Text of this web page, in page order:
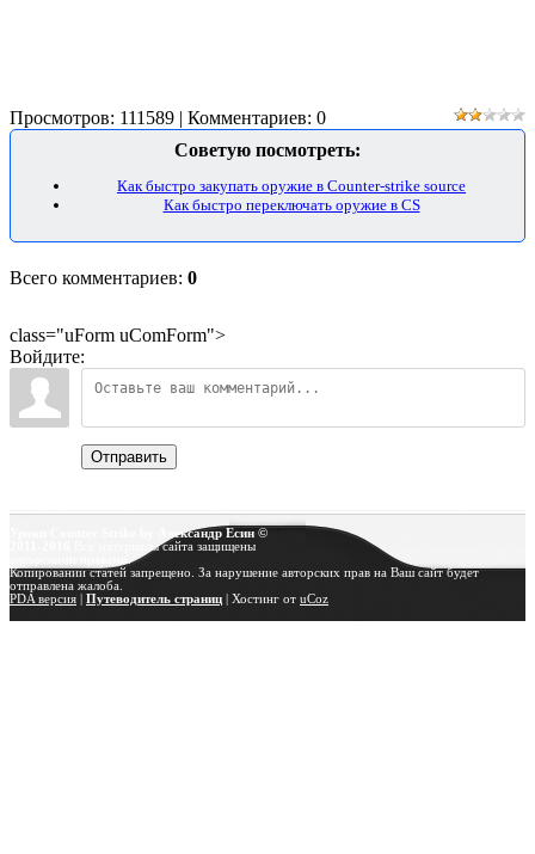
Просмотров: 111589 | Комментариев: 0
Советую посмотреть:
Как быстро закупать оружие в Counter-strike source
Как быстро переключать оружие в CS
Всего комментариев: 0
class="uForm uComForm">
Войдите:
Отправить
Уроки Counter Strike by Александр Есин ©
Все материалы сайта защищены
Копировании статей запрещено. За нарушение авторских прав на Ваш сайт будет
отправлена жалоба.
PDA версия
Путеводитель страниц Хостинг от uCoz